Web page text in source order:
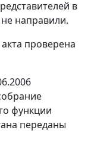
в
направили.
проверена
функции
переданы